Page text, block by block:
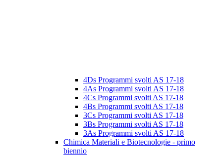
4Ds Programmi svolti AS 17-18
4As Programmi svolti AS 17-18
4Cs Programmi svolti AS 17-18
4Bs Programmi svolti AS 17-18
3Cs Programmi svolti AS 17-18
3Bs Programmi svolti AS 17-18
3As Programmi svolti AS 17-18
Chimica Materiali e Biotecnologie - primo
biennio